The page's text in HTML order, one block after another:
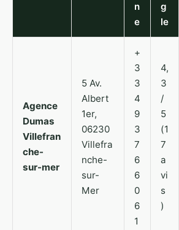
n
e
g
le
Agence
Dumas
Villefran
che-
sur-mer
5 Av.
Albert
1er,
06230
Villefra
nche-
sur-
Mer
+
3
3
4
9
3
7
6
6
0
6
1
4,
3
/
5
(1
7
a
vi
s
)